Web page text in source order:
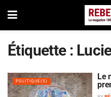
Étiquette :
POLITIQUE(S)
Le